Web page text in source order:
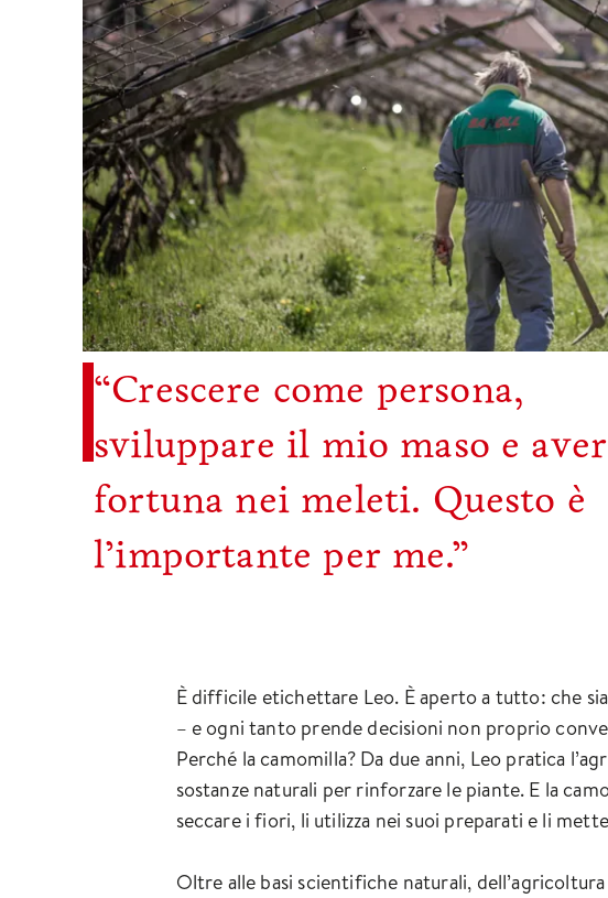
“Crescere come persona,
sviluppare il mio maso e aver
fortuna nei meleti. Questo è
l’importante per me.”
È difficile etichettare Leo. È aperto a tutto: che
– e ogni tanto prende decisioni non proprio
Perché la camomilla? Da due anni, Leo pratica
sostanze naturali per rinforzare le piante. E la
seccare i fiori, li utilizza nei suoi preparati e li
Oltre alle basi scientifiche naturali,